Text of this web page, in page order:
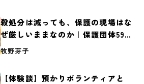
殺処分は減っても、保護の現場はな
ぜ厳しいままなのか｜保護団体59団
体の実態調査【保護犬・保護猫白書
牧野芽子
【体験談】預かりボランティアと